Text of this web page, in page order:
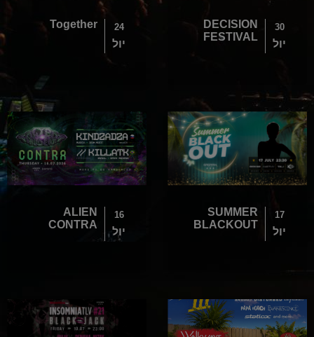
30
יול
DECISION
FESTIVAL
24
יול
Together
17
יול
SUMMER
BLACKOUT
16
יול
ALIEN
CONTRA